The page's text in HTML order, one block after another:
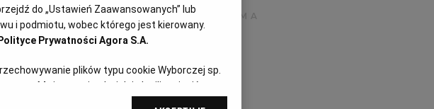
do „Ustawień Zaawansowanych” lub
i podmiotu, wobec którego jest kierowany.
Polityce Prywatności Agora S.A.
plików typu cookie Wyborczej sp.
Możesz też w każdej chwili zmienić
zarządzania Twoimi preferencjami dot.